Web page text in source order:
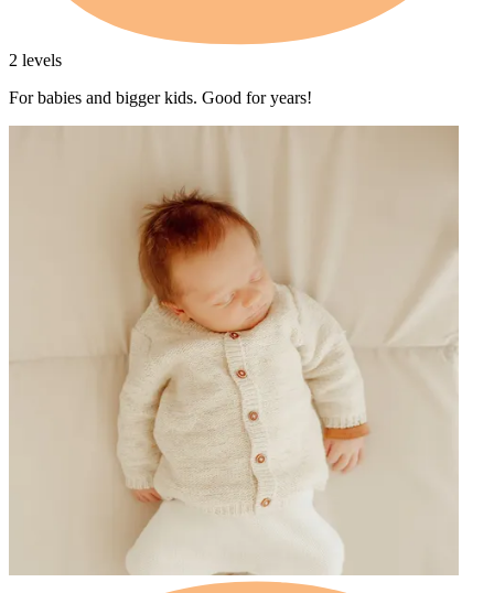
2 levels
For babies and bigger kids. Good for years!